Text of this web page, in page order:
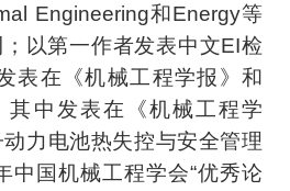
Engineering和Energy等
以第一作者发表中文EI检
表在《机械工程学报》和
其中发表在《机械工程学
力电池热失控与安全管理
中国机械工程学会“优秀论